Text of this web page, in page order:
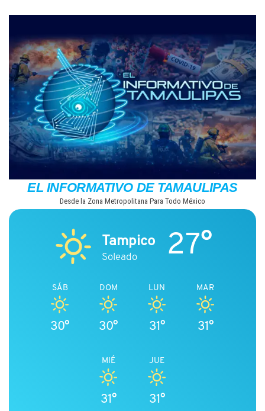
contenido
EL INFORMATIVO DE TAMAULIPAS
Desde la Zona Metropolitana Para Todo México
Tampico
Soleado 27°
SÁB
30°
DOM
30°
LUN
31°
MAR
31°
MIÉ
31°
JUE
31°